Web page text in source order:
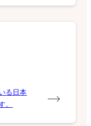
る日本
。